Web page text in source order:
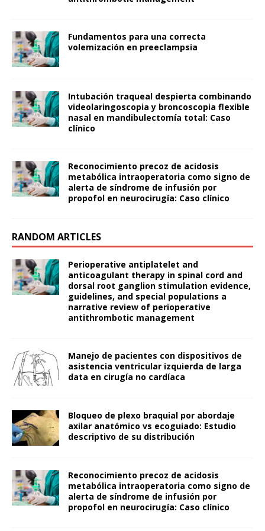
Fundamentos para una correcta
volemización en preeclampsia
Intubación traqueal despierta combinando
videolaringoscopia y broncoscopia flexible
nasal en mandibulectomía total: Caso
clínico
Reconocimiento precoz de acidosis
metabólica intraoperatoria como signo de
alerta de síndrome de infusión por
propofol en neurocirugía: Caso clínico
RANDOM ARTICLES
Perioperative antiplatelet and
anticoagulant therapy in spinal cord and
dorsal root ganglion stimulation evidence,
guidelines, and special populations a
narrative review of perioperative
antithrombotic management
Manejo de pacientes con dispositivos de
asistencia ventricular izquierda de larga
data en cirugía no cardíaca
Bloqueo de plexo braquial por abordaje
axilar anatómico vs ecoguiado: Estudio
descriptivo de su distribución
Reconocimiento precoz de acidosis
metabólica intraoperatoria como signo de
alerta de síndrome de infusión por
propofol en neurocirugía: Caso clínico